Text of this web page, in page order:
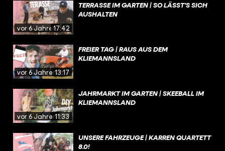
vor 6 Jahren17:42
TERRASSE IM GARTEN | SO LÄSST'S SICH
AUSHALTEN
vor 6 Jahren13:17
FREIER TAG | RAUS AUS DEM
KLIEMANNSLAND
vor 6 Jahren11:33
JAHRMARKT IM GARTEN | SKEEBALL IM
KLIEMANNSLAND
UNSERE FAHRZEUGE | KARREN QUARTETT
8.0!